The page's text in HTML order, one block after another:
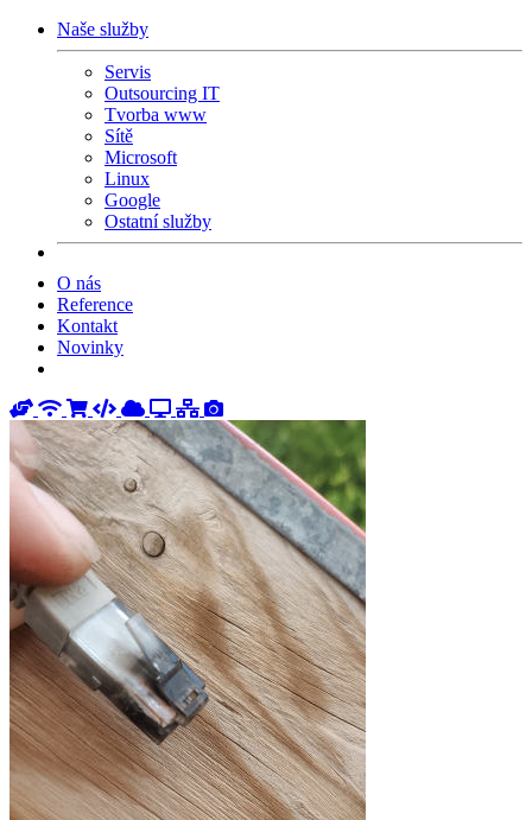
Naše služby
Servis
Outsourcing IT
Tvorba www
Sítě
Microsoft
Linux
Google
Ostatní služby
O nás
Reference
Kontakt
Novinky